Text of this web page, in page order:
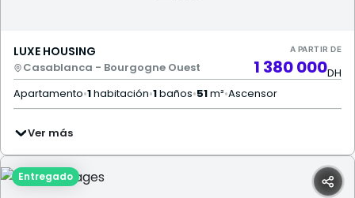
LUXE HOUSING
Casablanca - Bourgogne Ouest
A PARTIR DE
1 380 000DH
Apartamento•1habitación•1baños•51m²•Ascensor
Ver más
Entregado